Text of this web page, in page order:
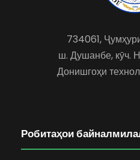
734061,
ш. Душанбе, кӯч.
Донишгоҳи
Робитаҳои